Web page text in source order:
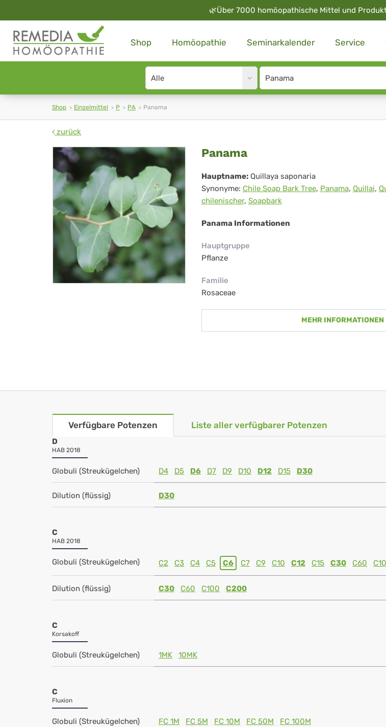
🌿Über 7000 homöopathische Mittel und
Shop Homöopathie Seminarkalender Service
Search
type
Site
search
Shop Einzelmittel P PA Panama
zurück
Panama
Panama
Hauptname: Quillaya saponaria
Synonyme: Chile Soap Bark Tree, Panama, Quillai,
chilenischer, Soapbark
Panama Informationen
Hauptgruppe
Pflanze
Familie
Rosaceae
MEHR INFORMATIONEN
Verfügbare Potenzen Liste aller verfügbarer Potenzen
D
HAB 2018
Globuli (Streukügelchen) D4 D5 D6 D7 D9 D10 D12 D15 D30
Dilution (flüssig) D30
C
HAB 2018
Globuli (Streukügelchen) C2 C3 C4 C5 C6 C7 C9 C10 C12 C15 C30 C60
Dilution (flüssig) C30 C60 C100 C200
C
Korsakoff
Globuli (Streukügelchen) 1MK 10MK
C
Fluxion
Globuli (Streukügelchen) FC 1M FC 5M FC 10M FC 50M FC 100M